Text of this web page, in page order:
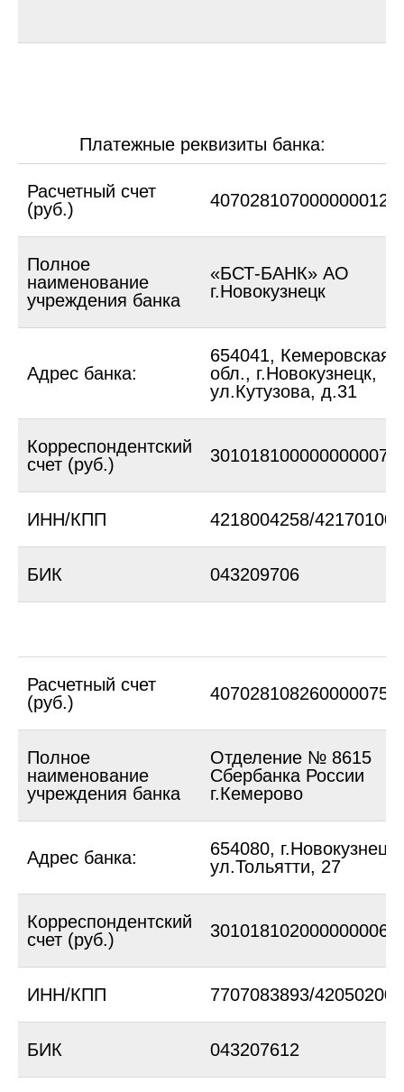
Платежные реквизиты банка:
Расчетный счет
(руб.)
Полное
наименование
учреждения банка
«БСТ-БАНК» АО
г.Новокузнецк
Адрес банка:
654041, Кемеровская
обл., г.Новокузнецк,
ул.Кутузова, д.31
Корреспондентский
счет (руб.)
ИНН/КПП 4218004258/421701001
БИК 043209706
Расчетный счет
(руб.)
Полное
наименование
учреждения банка
Отделение № 8615
Сбербанка России
г.Кемерово
Адрес банка:
654080, г.Новокузнецк,
ул.Тольятти, 27
Корреспондентский
счет (руб.)
ИНН/КПП 7707083893/420502002
БИК 043207612
Новокузнецк,
ул. Орджоникидзе, 35
Будни с 9-00 до 20-00
Суббота с 9:00 до 17:00
АДРЕС
ВРЕМЯ РАБОТЫ